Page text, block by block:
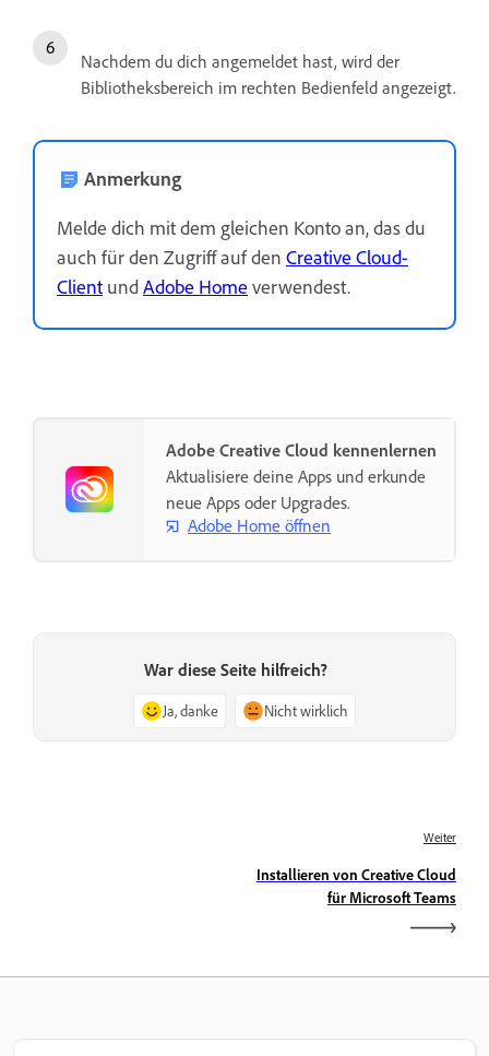
Nachdem du dich angemeldet hast, wird der
Bibliotheksbereich im rechten Bedienfeld angezeigt.
Anmerkung
Melde dich mit dem gleichen Konto an, das du
auch für den Zugriff auf den Creative Cloud-
Client undAdobe Home verwendest.
Adobe Creative Cloud kennenlernen
Aktualisiere deine Apps und erkunde
neue Apps oder Upgrades.
Adobe Home öffnen
War diese Seite hilfreich?
Ja, danke Nicht wirklich
Weiter
Installieren von Creative Cloud
für Microsoft Teams